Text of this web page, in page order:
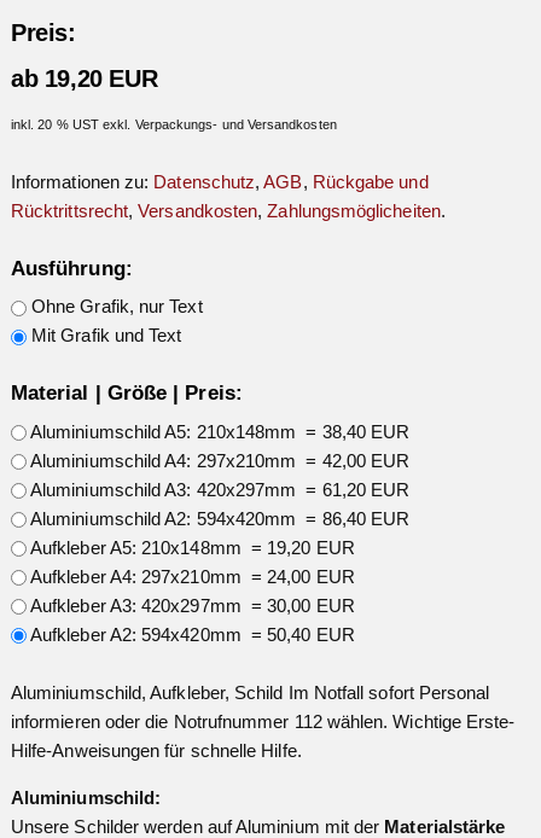
Preis:
ab 19,20 EUR
inkl. 20 % UST exkl. Verpackungs- und Versandkosten
Informationen zu: Datenschutz,AGB, Rückgabe und
Rücktrittsrecht,Versandkosten,Zahlungsmöglicheiten.
Ausführung:
Ohne Grafik, nur Text
Mit Grafik und Text
Material | Größe | Preis:
Aluminiumschild A5: 210x148mm = 38,40 EUR
Aluminiumschild A4: 297x210mm = 42,00 EUR
Aluminiumschild A3: 420x297mm = 61,20 EUR
Aluminiumschild A2: 594x420mm = 86,40 EUR
Aufkleber A5: 210x148mm = 19,20 EUR
Aufkleber A4: 297x210mm = 24,00 EUR
Aufkleber A3: 420x297mm = 30,00 EUR
Aufkleber A2: 594x420mm = 50,40 EUR
Aluminiumschild, Aufkleber, Schild Im Notfall sofort Personal
informieren oder die Notrufnummer 112 wählen. Wichtige Erste-
Hilfe-Anweisungen für schnelle Hilfe.
Aluminiumschild:
Unsere Schilder werden auf Aluminium mit der Materialstärke